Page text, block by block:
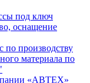
под ключ
оснащение
по производству
материала по
«АВТЕХ»